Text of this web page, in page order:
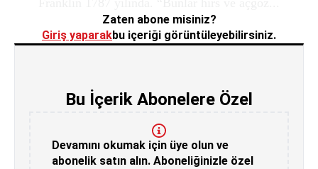
Zaten abone misiniz?
Giriş yaparakbu içeriği görüntüleyebilirsiniz.
Bu İçerik Abonelere Özel
Devamını okumak için üye olun ve
abonelik satın alın. Aboneliğinizle özel